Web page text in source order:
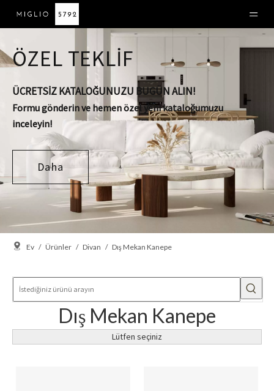
ÖZEL TEKLİF
ÜCRETSİZ KATALOĞUNUZU BUGÜN ALIN!
Formu gönderin ve hemen özel yeni kataloğumuzu
inceleyin!
Daha
Ev / Ürünler / Divan / Dış Mekan Kanepe
Dış Mekan Kanepe
Lütfen seçiniz